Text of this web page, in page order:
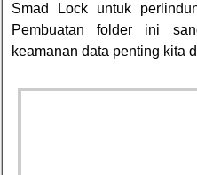
Smad Lock untuk
Pembuatan folder ini
keamanan data penting kita